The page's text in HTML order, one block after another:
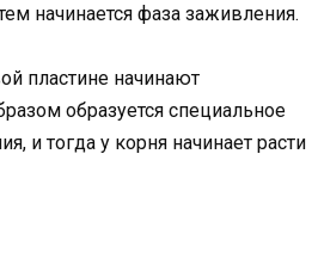
начинается фаза заживления.
пластине начинают
образуется специальное
и тогда у корня начинает расти